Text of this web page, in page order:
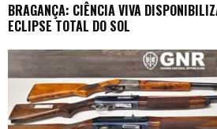
BRAGANÇA: CIÊNCIA VIVA
ECLIPSE TOTAL DO SOL